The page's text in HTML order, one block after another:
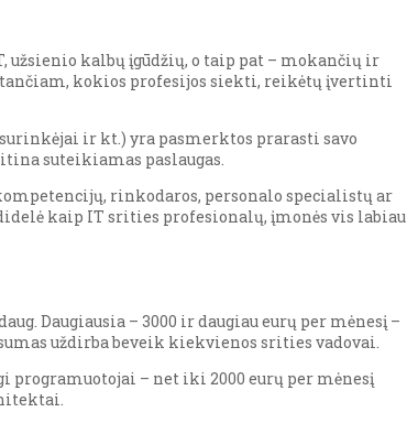
kalbų įgūdžių, o taip pat – mokančių ir
kokios profesijos siekti, reikėtų įvertinti
ir kt.) yra pasmerktos prarasti savo
suteikiamas paslaugas.
rinkodaros, personalo specialistų ar
kaip IT srities profesionalų, įmonės vis labiau
Daugiausia – 3000 ir daugiau eurų per mėnesį –
uždirba beveik kiekvienos srities vadovai.
– net iki 2000 eurų per mėnesį